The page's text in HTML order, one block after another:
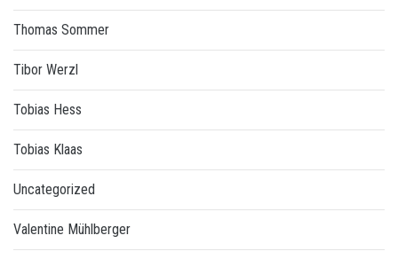
Thomas Sommer
Tibor Werzl
Tobias Hess
Tobias Klaas
Uncategorized
Valentine Mühlberger